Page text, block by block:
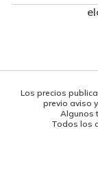
Los precios
previo aviso
Algunos
Todos los